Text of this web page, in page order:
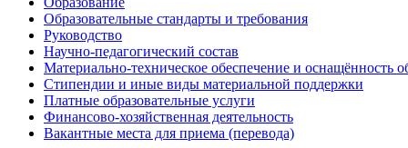
Образовательные стандарты и требования
Руководство
Научно-педагогический состав
Материально-техническое обеспечение и оснащённость
Стипендии и иные виды материальной поддержки
Платные образовательные услуги
Финансово-хозяйственная деятельность
Вакантные места для приема (перевода)